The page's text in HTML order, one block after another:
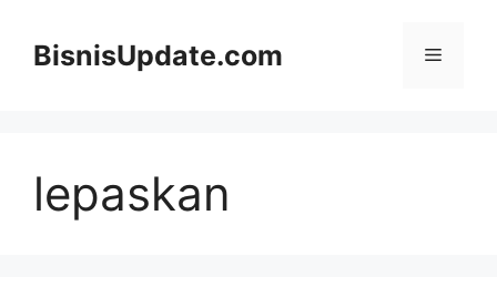
BisnisUpdate.com Menu
lepaskan